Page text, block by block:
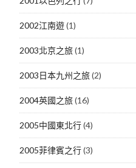
2002江南遊(1)
2003北京之旅(1)
2003日本九州之旅(2)
2004英國之旅(16)
2005中國東北行(4)
2005菲律賓之行(3)